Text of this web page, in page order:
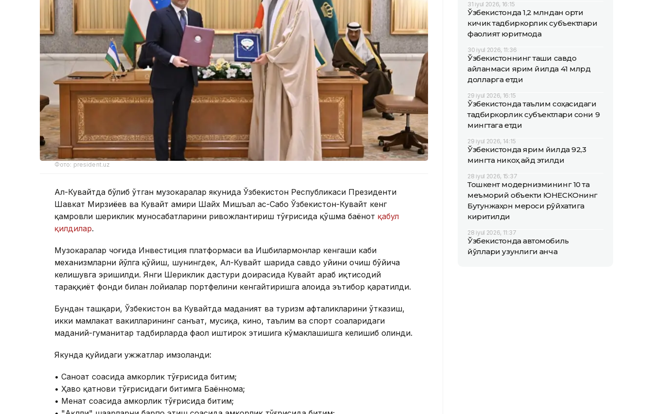
Фото: president.uz
Ал-Кувайтда бўлиб ўтган музокаралар якунида Ўзбекистон Республикаси Президенти
Шавкат Мирзиёев ва Кувайт амири Шайх Мишъал ас-Сабоҳ Ўзбекистон-Кувайт кенг
қамровли шериклик муносабатларини ривожлантириш тўғрисида қўшма баёнот қабул
қилдилар.
Музокаралар чоғида Инвестиция платформаси ва Ишбилармонлар кенгаши каби
механизмларни йўлга қўйиш, шунингдек, Ал-Кувайт шаҳрида савдо уйини очиш бўйича
келишувга эришилди. Янги Шериклик дастури доирасида Кувайт араб иқтисодий
тараққиёт фонди билан лойиҳалар портфелини кенгайтиришга алоҳида эътибор қаратилди.
Бундан ташқари, Ўзбекистон ва Кувайтда маданият ва туризм ҳафталикларини ўтказиш,
икки мамлакат вакилларининг санъат, мусиқа, кино, таълим ва спорт соҳаларидаги
маданий-гуманитар тадбирларда фаол иштирок этишига кўмаклашишга келишиб олинди.
Якунда қуйидаги ҳужжатлар имзоланди:
• Саноат соҳасида ҳамкорлик тўғрисида битим;
• Ҳаво қатнови тўғрисидаги битимга Баённома;
• Меҳнат соҳасида ҳамкорлик тўғрисида битим;
31 iyul 2026, 16:15
Ўзбекистонда 1,2 млндан ортиқ
кичик тадбиркорлик субъектлари
фаолият юритмоқда
30 iyul 2026, 11:36
Ўзбекистоннинг ташқи савдо
айланмаси ярим йилда 41 млрд
долларга етди
29 iyul 2026, 16:15
Ўзбекистонда таълим соҳасидаги
тадбиркорлик субъектлари сони 9
мингтага етди
29 iyul 2026, 14:15
Ўзбекистонда ярим йилда 92,3
мингта никоҳ қайд этилди
28 iyul 2026, 15:37
Тошкент модернизмининг 10 та
меъморий объекти ЮНEСКОнинг
Бутунжаҳон мероси рўйхатига
киритилди
28 iyul 2026, 11:37
Ўзбекистонда автомобиль
йўллари узунлиги қанча